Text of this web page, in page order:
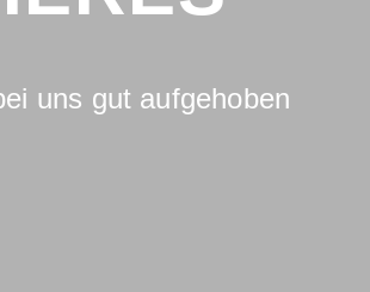
uns gut aufgehoben